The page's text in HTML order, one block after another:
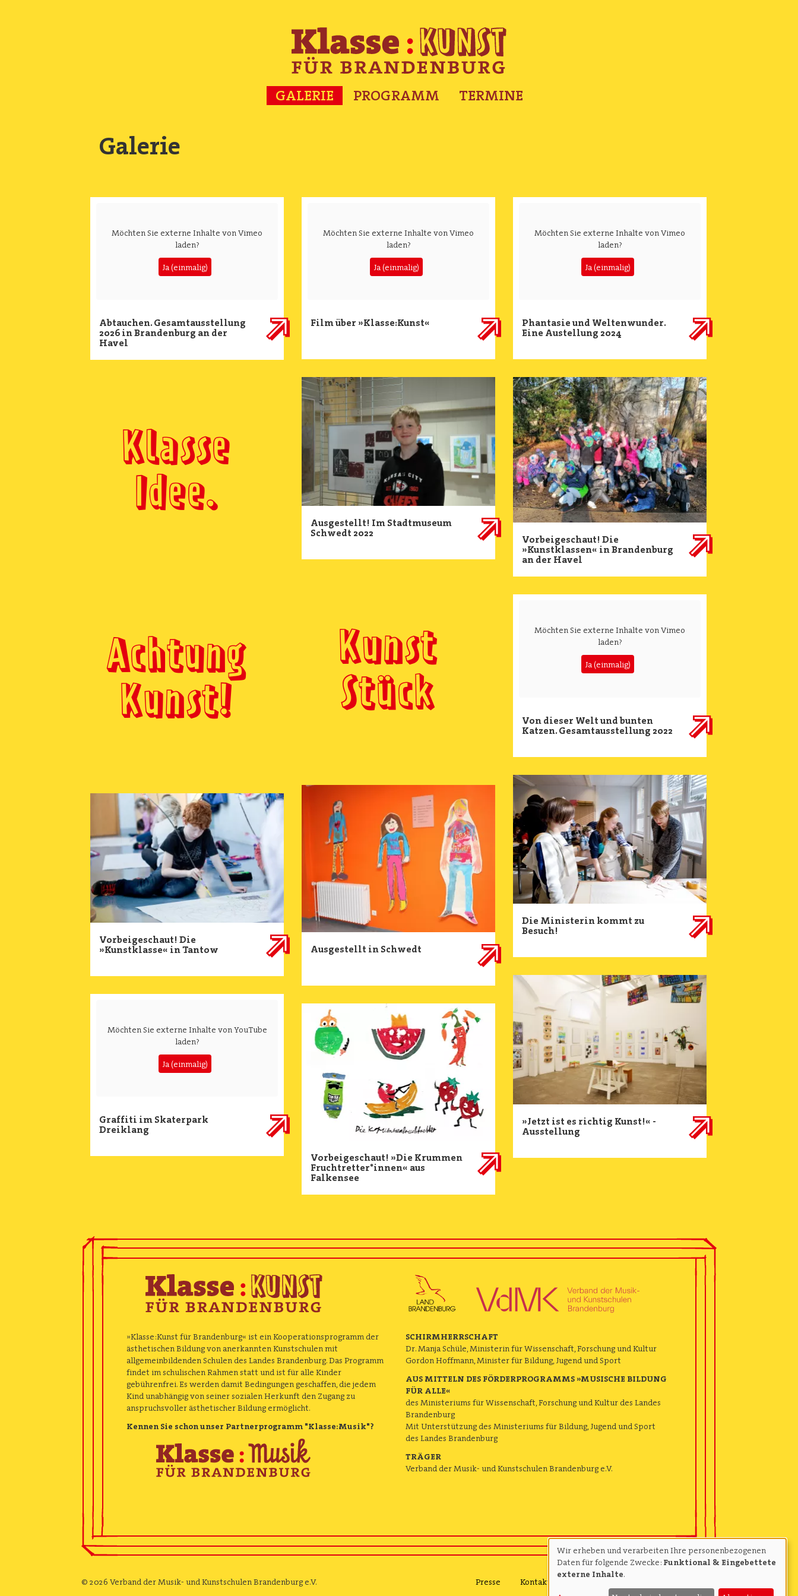
GALERIE PROGRAMM TERMINE
Galerie
Möchten Sie externe Inhalte vonVimeo
laden?
Ja (einmalig)
Abtauchen. Gesamtausstellung
2026 in Brandenburg an der
Havel
Möchten Sie externe Inhalte vonVimeo
laden?
Ja (einmalig)
Film über »Klasse:Kunst«
Möchten Sie externe Inhalte vonVimeo
laden?
Ja (einmalig)
Phantasie und Weltenwunder.
Eine Austellung 2024
Klasse
Idee.
Image
Ausgestellt! Im Stadtmuseum
Schwedt 2022
Image
Vorbeigeschaut! Die
»Kunstklassen« in Brandenburg
an der Havel
Achtung
Kunst!
Kunst
Stück
Möchten Sie externe Inhalte vonVimeo
laden?
Ja (einmalig)
Von dieser Welt und bunten
Katzen. Gesamtausstellung 2022
Vorbeigeschaut! Die
»Kunstklasse« in Tantow
Image
Ausgestellt in Schwedt
Image
Die Ministerin kommt zu
Besuch!
Möchten Sie externe Inhalte vonYouTube
laden?
Ja (einmalig)
Graffiti im Skaterpark
Dreiklang
Image
Vorbeigeschaut! »Die Krummen
Fruchtretter*innen« aus
Falkensee
Image
»Jetzt ist es richtig Kunst!« -
Ausstellung
Image
»Klasse:Kunst für Brandenburg« ist ein Kooperationsprogramm der
ästhetischen Bildung von anerkannten Kunstschulen mit
allgemeinbildenden Schulen des Landes Brandenburg. Das Programm
findet im schulischen Rahmen statt und ist für alle Kinder
gebührenfrei. Es werden damit Bedingungen geschaffen, die jedem
Kind unabhängig von seiner sozialen Herkunft den Zugang zu
anspruchsvoller ästhetischer Bildung ermöglicht.
Kennen Sie schon unser Partnerprogramm "Klasse:Musik"?
Image
SCHIRMHERRSCHAFT
Dr. Manja Schüle, Ministerin für Wissenschaft, Forschung und Kultur
Gordon Hoffmann, Minister für Bildung, Jugend und Sport
AUS MITTELN DES FÖRDERPROGRAMMS »MUSISCHE BILDUNG
FÜR ALLE«
des Ministeriums für Wissenschaft, Forschung und Kultur des Landes
Brandenburg
Mit Unterstützung des Ministeriums für Bildung, Jugend und Sport
des Landes Brandenburg
TRÄGER
Verband der Musik- und Kunstschulen Brandenburg e.V.
Presse Kontakt
© 2026 Verband der Musik- und Kunstschulen Brandenburg e.V.
Use
of
Wir erheben und verarbeiten Ihre personenbezogenen
Daten für folgende Zwecke: Funktional & Eingebettete
externe Inhalte.